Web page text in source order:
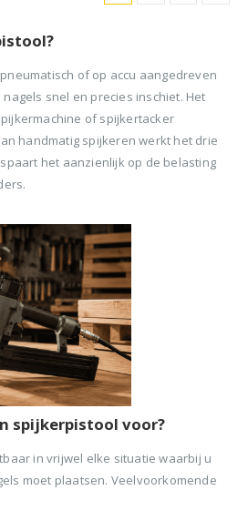
of op accu aangedreven
snel en precies inschiet. Het
of spijkertacker
handmatig spijkeren werkt het drie
het aanzienlijk op de belasting
spijkerpistool voor?
in vrijwel elke situatie waarbij u
moet plaatsen. Veelvoorkomende